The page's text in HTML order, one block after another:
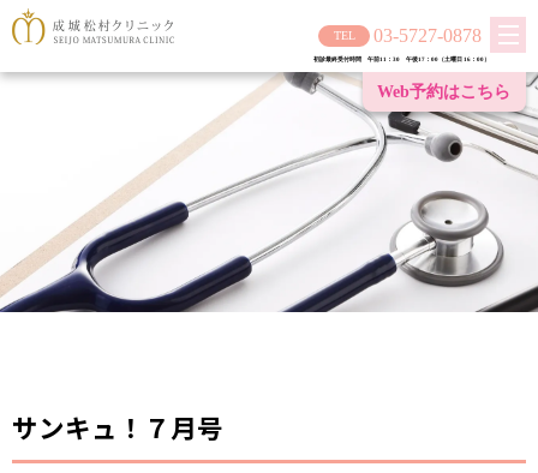
Web予約はこちら
03-5727-0878
初診最終受付時間 午前11：30 午後17：00（土曜日 16：00）
サンキュ！７月号